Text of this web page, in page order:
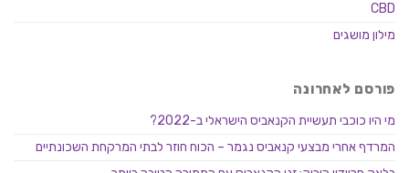
CBD
מילון מושגים
פורסם לאחרונה
מי היו כוכבי תעשיית הקנאביס הישראלי ב-2022?
המרדף אחרי מבצעי קנאביס נגמר – הכוח חוזר לבתי המרקחת השכונתיים